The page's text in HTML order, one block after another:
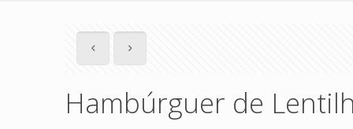
Hambúrguer de